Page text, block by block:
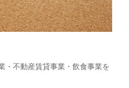
・不動産賃貸事業・飲食事業を